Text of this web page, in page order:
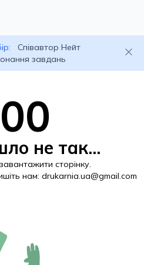
Співавтор Нейт
завдань
не так...
сторінку.
нам: drukarnia.ua@gmail.com